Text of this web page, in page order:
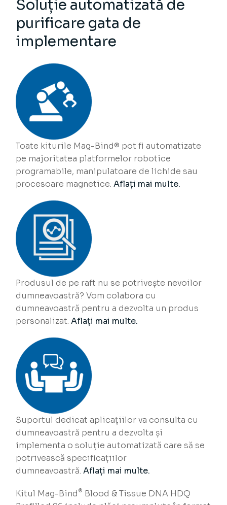
Soluție automatizată de
purificare gata de
implementare
Toate kiturile Mag-Bind® pot fi automatizate
pe majoritatea platformelor robotice
programabile, manipulatoare de lichide sau
procesoare magnetice.Aflați mai multe.
Produsul de pe raft nu se potrivește nevoilor
dumneavoastră? Vom colabora cu
dumneavoastră pentru a dezvolta un produs
personalizat.Aflați mai multe.
Suportul dedicat aplicațiilor va consulta cu
dumneavoastră pentru a dezvolta și
implementa o soluție automatizată care să se
potrivească specificațiilor
dumneavoastră.Aflați mai multe.
Kitul Mag-Bind ® Blood & Tissue DNA HDQ